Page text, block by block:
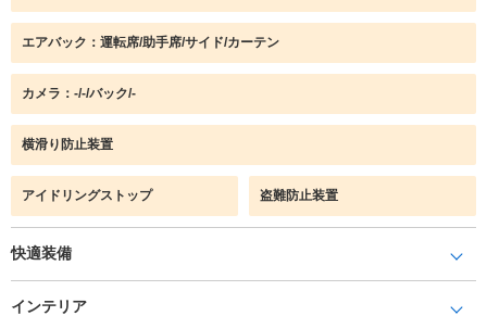
エアバック：運転席/助手席/サイド/カーテン
カメラ：-/-/バック/-
横滑り防止装置
アイドリングストップ 盗難防止装置
快適装備
インテリア